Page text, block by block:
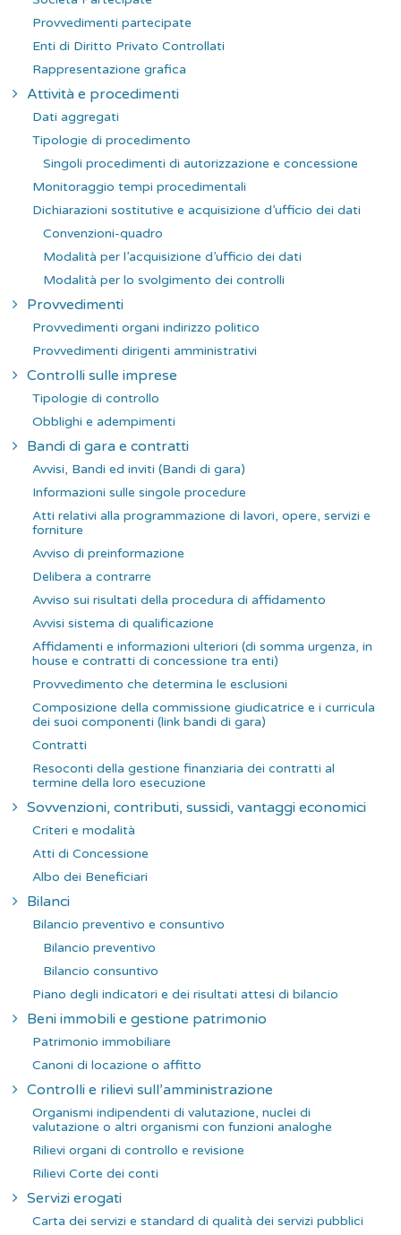
Provvedimenti partecipate
Enti di Diritto Privato Controllati
Rappresentazione grafica
Attività e procedimenti
Dati aggregati
Tipologie di procedimento
Singoli procedimenti di autorizzazione e concessione
Monitoraggio tempi procedimentali
Dichiarazioni sostitutive e acquisizione d’ufficio dei dati
Convenzioni-quadro
Modalità per l’acquisizione d’ufficio dei dati
Modalità per lo svolgimento dei controlli
Provvedimenti
Provvedimenti organi indirizzo politico
Provvedimenti dirigenti amministrativi
Controlli sulle imprese
Tipologie di controllo
Obblighi e adempimenti
Bandi di gara e contratti
Avvisi, Bandi ed inviti (Bandi di gara)
Informazioni sulle singole procedure
Atti relativi alla programmazione di lavori, opere, servizi e
forniture
Avviso di preinformazione
Delibera a contrarre
Avviso sui risultati della procedura di affidamento
Avvisi sistema di qualificazione
Affidamenti e informazioni ulteriori (di somma urgenza, in
house e contratti di concessione tra enti)
Provvedimento che determina le esclusioni
Composizione della commissione giudicatrice e i curricula
dei suoi componenti (link bandi di gara)
Contratti
Resoconti della gestione finanziaria dei contratti al
termine della loro esecuzione
Sovvenzioni, contributi, sussidi, vantaggi economici
Criteri e modalità
Atti di Concessione
Albo dei Beneficiari
Bilanci
Bilancio preventivo e consuntivo
Bilancio preventivo
Bilancio consuntivo
Piano degli indicatori e dei risultati attesi di bilancio
Beni immobili e gestione patrimonio
Patrimonio immobiliare
Canoni di locazione o affitto
Controlli e rilievi sull’amministrazione
Organismi indipendenti di valutazione, nuclei di
valutazione o altri organismi con funzioni analoghe
Rilievi organi di controllo e revisione
Rilievi Corte dei conti
Servizi erogati
Carta dei servizi e standard di qualità dei servizi pubblici